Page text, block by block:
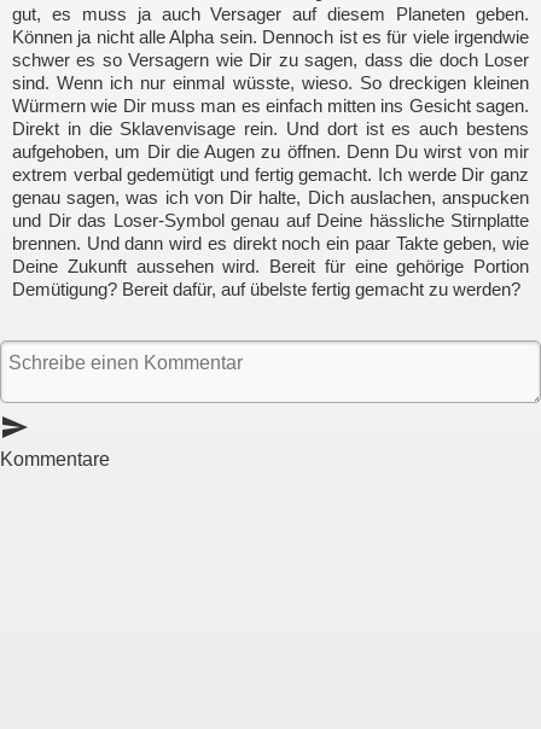
gut, es muss ja auch Versager auf diesem Planeten geben.
Können ja nicht alle Alpha sein. Dennoch ist es für viele irgendwie
schwer es so Versagern wie Dir zu sagen, dass die doch Loser
sind. Wenn ich nur einmal wüsste, wieso. So dreckigen kleinen
Würmern wie Dir muss man es einfach mitten ins Gesicht sagen.
Direkt in die Sklavenvisage rein. Und dort ist es auch bestens
aufgehoben, um Dir die Augen zu öffnen. Denn Du wirst von mir
extrem verbal gedemütigt und fertig gemacht. Ich werde Dir ganz
genau sagen, was ich von Dir halte, Dich auslachen, anspucken
und Dir das Loser-Symbol genau auf Deine hässliche Stirnplatte
brennen. Und dann wird es direkt noch ein paar Takte geben, wie
Deine Zukunft aussehen wird. Bereit für eine gehörige Portion
Demütigung? Bereit dafür, auf übelste fertig gemacht zu werden?
send
Kommentare